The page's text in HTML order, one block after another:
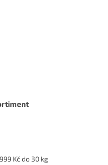
Kč do 30 kg